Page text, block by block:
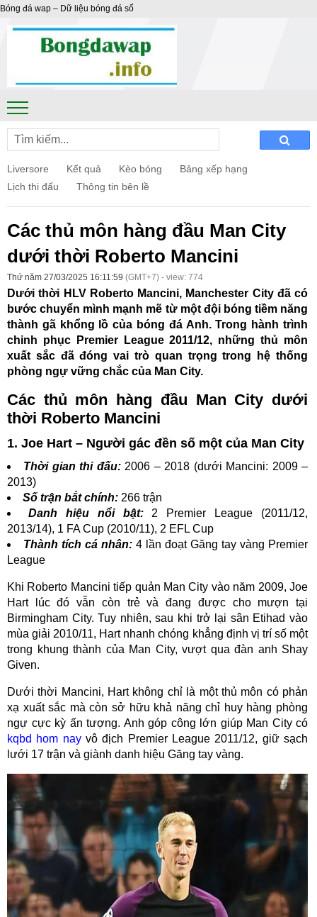
Bóng đá wap – Dữ liệu bóng đá số
Liversore Kết quả Kèo bóng
Bảng xếp hạng
Lịch thi đấu
Thông tin bên lề
Các thủ môn hàng đầu Man City
dưới thời Roberto Mancini
Thứ năm 27/03/2025 16:11:59 (GMT+7) - view: 774
Dưới thời HLV Roberto Mancini, Manchester City đã có
bước chuyển mình mạnh mẽ từ một đội bóng tiềm năng
thành gã khổng lồ của bóng đá Anh. Trong hành trình
chinh phục Premier League 2011/12, những thủ môn
xuất sắc đã đóng vai trò quan trọng trong hệ thống
phòng ngự vững chắc của Man City.
Các thủ môn hàng đầu Man City dưới
thời Roberto Mancini
1. Joe Hart – Người gác đền số một của Man City
Thời gian thi đấu: 2006 – 2018 (dưới Mancini: 2009 –
2013)
Số trận bắt chính: 266 trận
Danh hiệu nổi bật:
2 Premier League (2011/12,
2013/14), 1 FA Cup (2010/11), 2 EFL Cup
Thành tích cá nhân: 4 lần đoạt Găng tay vàng Premier
League
Khi Roberto Mancini tiếp quản Man City vào năm 2009, Joe
Hart lúc đó vẫn còn trẻ và đang được cho mượn tại
Birmingham City. Tuy nhiên, sau khi trở lại sân Etihad vào
mùa giải 2010/11, Hart nhanh chóng khẳng định vị trí số một
trong khung thành của Man City, vượt qua đàn anh Shay
Given.
Dưới thời Mancini, Hart không chỉ là một thủ môn có phản
xạ xuất sắc mà còn sở hữu khả năng chỉ huy hàng phòng
ngự cực kỳ ấn tượng. Anh góp công lớn giúp Man City có
kqbd hom nayvô địch Premier League 2011/12, giữ sạch
lưới 17 trận và giành danh hiệu Găng tay vàng.